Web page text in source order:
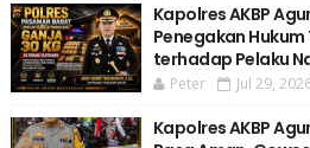
Kapolres AKBP
Penegakan
terhadap Pelaku
Peter Jul 29,
Kapolres AKBP